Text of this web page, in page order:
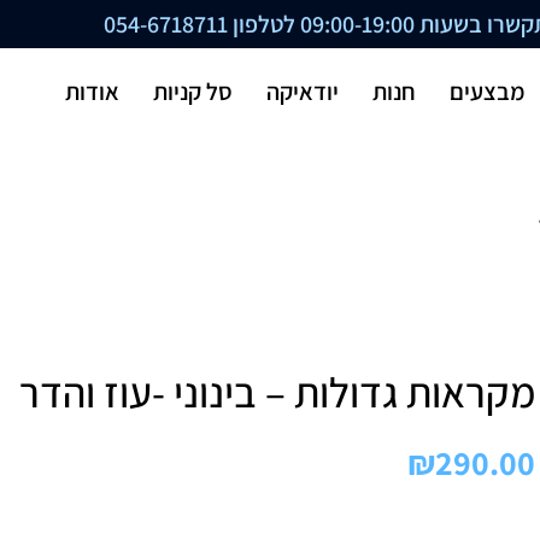
09:00-19:00 לטלפון 054-6718711
מבצעים חנות יודאיקה סל קניות אודות
מקראות גדולות – בינוני -עוז והדר
₪290.00